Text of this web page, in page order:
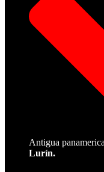
Antigua
Lurín.